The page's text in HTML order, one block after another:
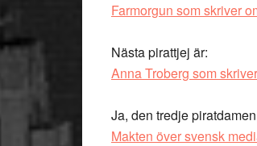
Farmorgun som skriver
Nästa pirattjej är:
Anna Troberg som
Ja, den tredje
Makten över svensk